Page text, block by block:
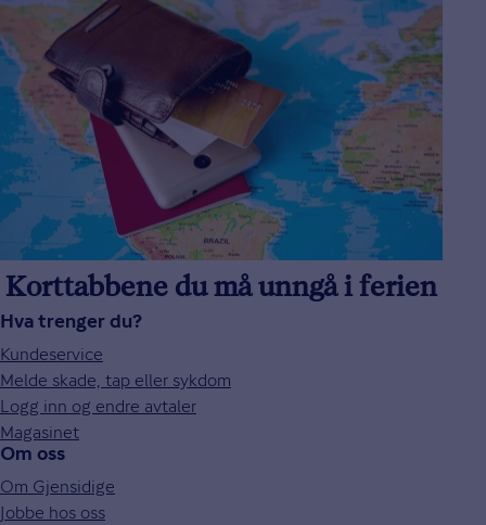
Korttabbene du må unngå i ferien
Hva trenger du?
Kundeservice
Melde skade, tap eller sykdom
Logg inn og endre avtaler
Magasinet
Om oss
Om Gjensidige
Jobbe hos oss